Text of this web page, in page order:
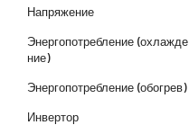
Напряжение
Энергопотребление (охлажде
ние)
Энергопотребление (обогрев)
Инвертор